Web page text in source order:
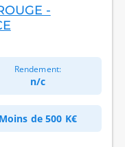
-
Rendement:
n/c
Moins de500 K€